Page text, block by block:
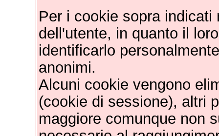
Per i cookie sopra
dell'utente, in quanto il
identificarlo
anonimi.
Alcuni cookie vengono
(cookie di sessione), altri
maggiore comunque non